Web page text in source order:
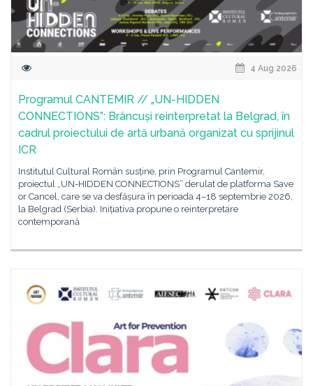
4 Aug 2026
Programul CANTEMIR // „UN-HIDDEN
CONNECTIONS”: Brâncuși reinterpretat la Belgrad, în
cadrul proiectului de artă urbană organizat cu sprijinul
ICR
Institutul Cultural Român susține, prin Programul Cantemir,
proiectul „UN-HIDDEN CONNECTIONS” derulat de platforma Save
or Cancel, care se va desfășura în perioada 4–18 septembrie 2026,
la Belgrad (Serbia). Inițiativa propune o reinterpretare
contemporană